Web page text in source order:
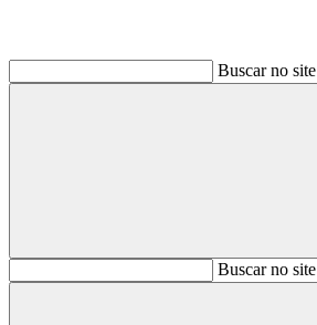
Buscar no site
BuscarBuscar no site